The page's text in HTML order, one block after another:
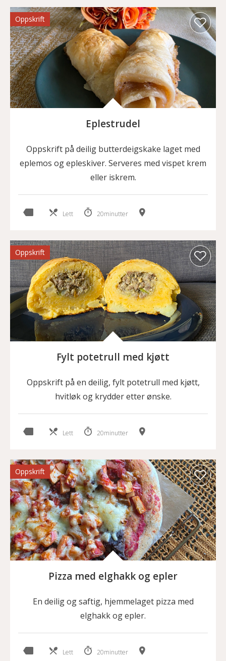
Oppskrift
Eplestrudel
Oppskrift på deilig butterdeigskake laget med
eplemos og epleskiver. Serveres med vispet krem
eller iskrem.
Lett 20minutter
Oppskrift
Fylt potetrull med kjøtt
Oppskrift på en deilig, fylt potetrull med kjøtt,
hvitløk og krydder etter ønske.
Lett 20minutter
Oppskrift
Pizza med elghakk og epler
En deilig og saftig, hjemmelaget pizza med
elghakk og epler.
Lett 20minutter